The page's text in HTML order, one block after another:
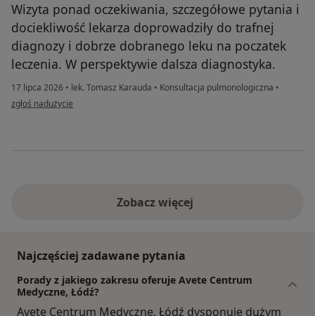
Wizyta ponad oczekiwania, szczegółowe pytania i
dociekliwość lekarza doprowadziły do trafnej
diagnozy i dobrze dobranego leku na poczatek
leczenia. W perspektywie dalsza diagnostyka.
17 lipca 2026 • lek. Tomasz Karauda • Konsultacja pulmonologiczna •
w opinii użytkownika Magdalena
zgłoś nadużycie
Zobacz więcej
Najczęściej zadawane pytania
Porady z jakiego zakresu oferuje Avete Centrum
Medyczne, Łódź?
Avete Centrum Medyczne, Łódź dysponuje dużym